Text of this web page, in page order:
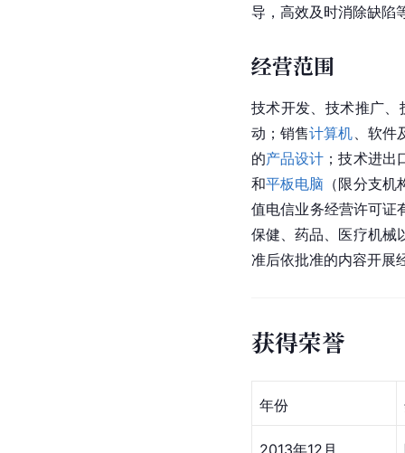
导，高效及时消除缺陷
经营范围
技术开发、技术推广、
动；销售计算机、软件
的产品设计 ；技术进出
和平板电脑 （限分支
值电信业务经营许可
保健、药品、医疗机械
准后依批准的内容开展
获得荣誉
年份